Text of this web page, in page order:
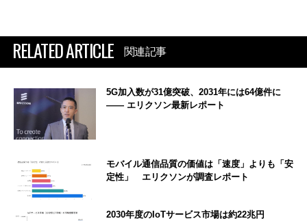
RELATED ARTICLE 関連記事
5G加入数が31億突破、2031年には64億件に
―― エリクソン最新レポート
モバイル通信品質の価値は「速度」よりも「安
定性」 エリクソンが調査レポート
2030年度のIoTサービス市場は約22兆円